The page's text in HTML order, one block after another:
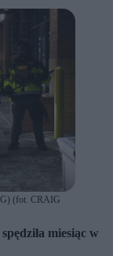
(fot. CRAIG
miesiąc w